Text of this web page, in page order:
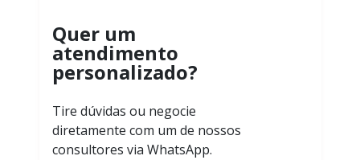
Quer um
atendimento
personalizado?
Tire dúvidas ou negocie
diretamente com um de nossos
consultores via WhatsApp.